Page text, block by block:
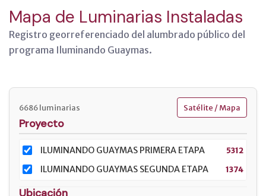
Mapa de Luminarias Instaladas
Registro georreferenciado del alumbrado público del
programa Iluminando Guaymas.
6686 luminarias Satélite / Mapa
Proyecto
ILUMINANDO GUAYMAS PRIMERA ETAPA 5312
ILUMINANDO GUAYMAS SEGUNDA ETAPA 1374
Ubicación